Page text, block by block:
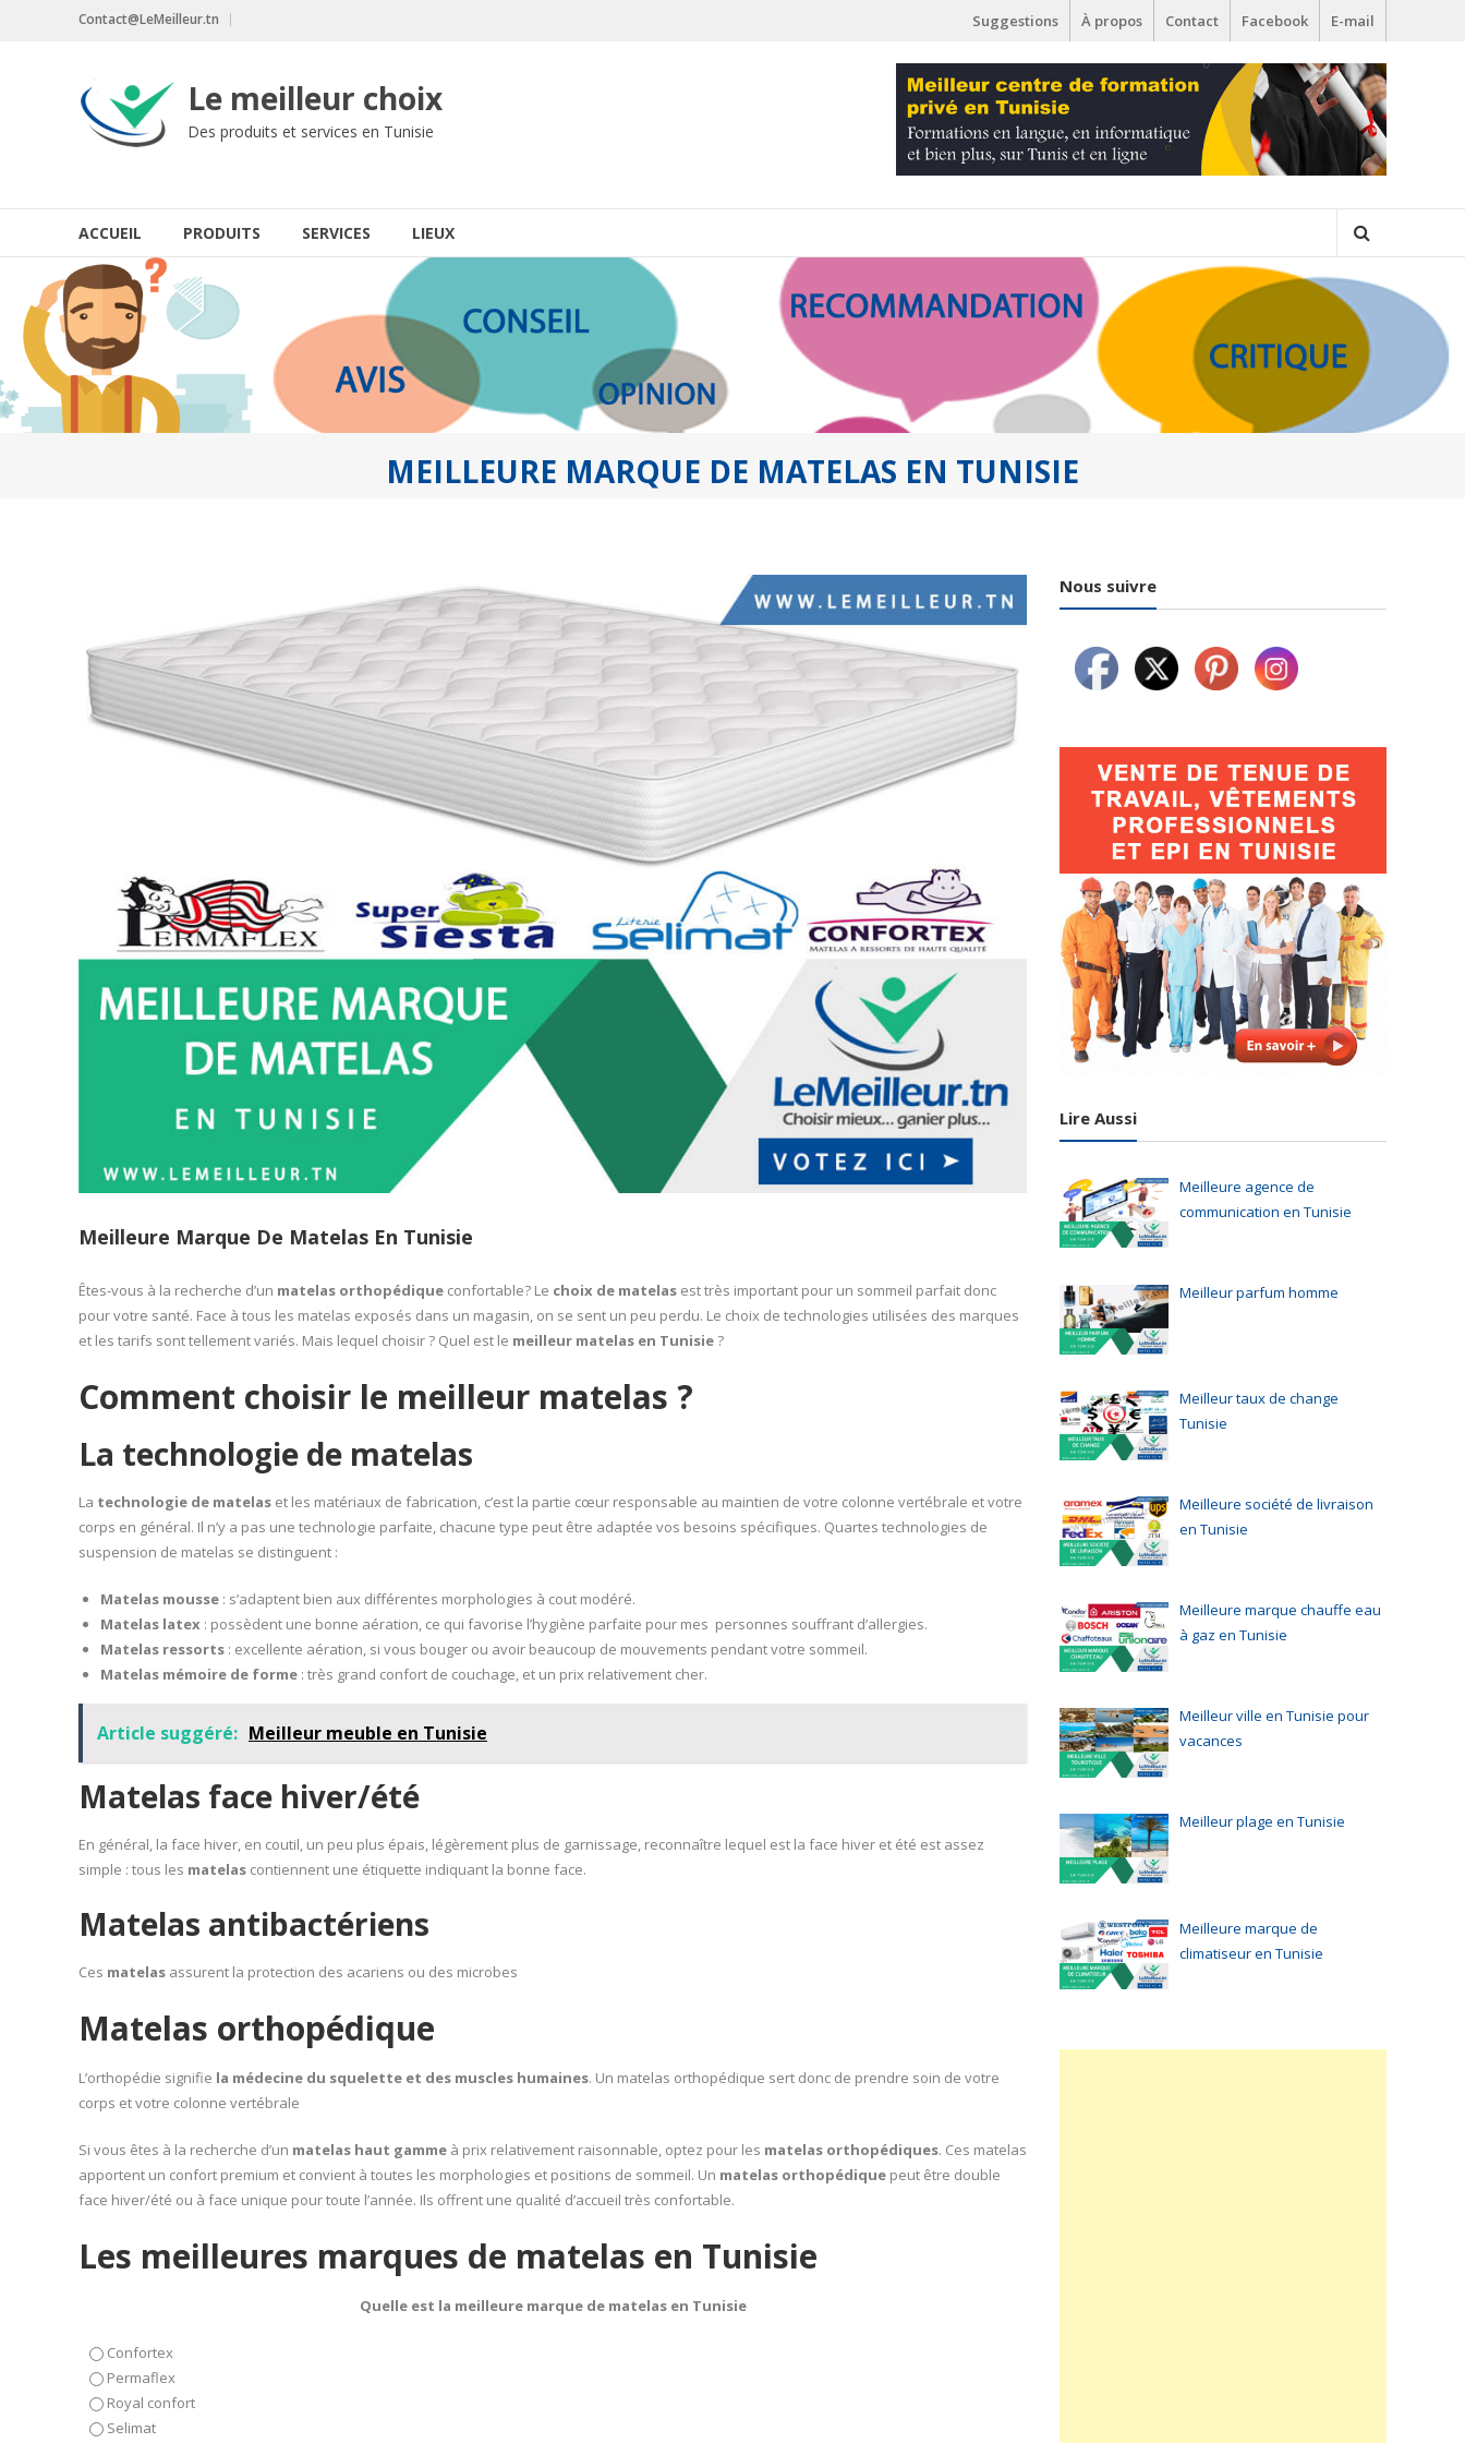
Contact@LeMeilleur.tn Suggestions À propos Contact Facebook E-mail
Le meilleur choix
Des produits et services en Tunisie
ACCUEIL PRODUITS SERVICES LIEUX
MEILLEURE MARQUE DE MATELAS EN TUNISIE
Meilleure Marque De Matelas En Tunisie
Êtes-vous à la recherche d’un matelas orthopédique confortable? Le choix de matelas est très important pour un sommeil parfait donc
pour votre santé. Face à tous les matelas exposés dans un magasin, on se sent un peu perdu. Le choix de technologies utilisées des marques
et les tarifs sont tellement variés. Mais lequel choisir ? Quel est le meilleur matelas en Tunisie?
Comment choisir le meilleur matelas ?
La technologie de matelas
La technologie de matelas et les matériaux de fabrication, c’est la partie cœur responsable au maintien de votre colonne vertébrale et votre
corps en général. Il n’y a pas une technologie parfaite, chacune type peut être adaptée vos besoins spécifiques. Quartes technologies de
suspension de matelas se distinguent :
Matelas mousse : s’adaptent bien aux différentes morphologies à cout modéré.
Matelas latex : possèdent une bonne aération, ce qui favorise l’hygiène parfaite pour mes personnes souffrant d’allergies.
Matelas ressorts : excellente aération, si vous bouger ou avoir beaucoup de mouvements pendant votre sommeil.
Matelas mémoire de forme : très grand confort de couchage, et un prix relativement cher.
Article suggéré: Meilleur meuble en Tunisie
Matelas face hiver/été
En général, la face hiver, en coutil, un peu plus épais, légèrement plus de garnissage, reconnaître lequel est la face hiver et été est assez
simple : tous les matelas contiennent une étiquette indiquant la bonne face.
Matelas antibactériens
Ces matelas assurent la protection des acariens ou des microbes
Matelas orthopédique
L’orthopédie signifie la médecine du squelette et des muscles humaines. Un matelas orthopédique sert donc de prendre soin de votre
corps et votre colonne vertébrale
Si vous êtes à la recherche d’un matelas haut gamme à prix relativement raisonnable, optez pour les matelas orthopédiques. Ces matelas
apportent un confort premium et convient à toutes les morphologies et positions de sommeil. Un matelas orthopédique peut être double
face hiver/été ou à face unique pour toute l’année. Ils offrent une qualité d’accueil très confortable.
Les meilleures marques de matelas en Tunisie
Quelle est la meilleure marque de matelas en Tunisie
Confortex
Permaflex
Royal confort
Selimat
Nous suivre
Lire Aussi
Meilleure agence de
communication en Tunisie
Meilleur parfum homme
Meilleur taux de change
Tunisie
Meilleure société de livraison
en Tunisie
Meilleure marque chauffe eau
à gaz en Tunisie
Meilleur ville en Tunisie pour
vacances
Meilleur plage en Tunisie
Meilleure marque de
climatiseur en Tunisie